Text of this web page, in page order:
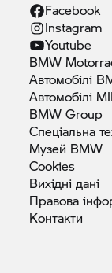
Facebook
Instagram
Youtube
BMW
Автомобілі
Автомобілі
BMWGroup
Спеціальна
Музей BMW
Cookies
Вихіднідані
Правова
Контакти